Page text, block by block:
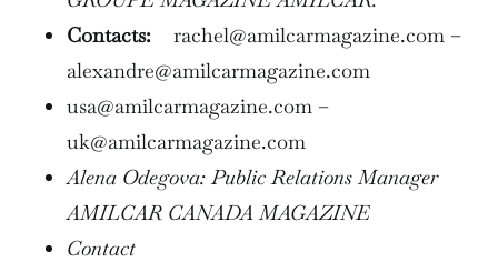
Contacts: rachel@amilcarmagazine.com –
alexandre@amilcarmagazine.com
usa@amilcarmagazine.com –
uk@amilcarmagazine.com
Alena Odegova: Public Relations Manager
AMILCAR CANADA MAGAZINE
Contact